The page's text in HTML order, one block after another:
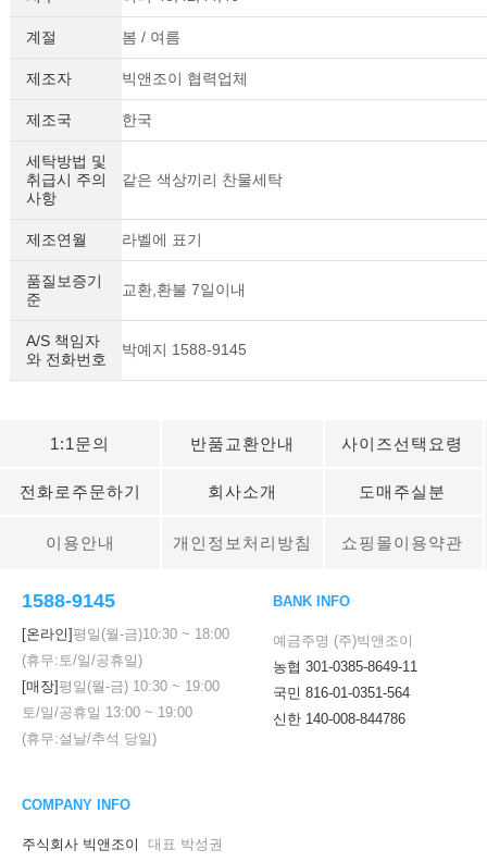
계절 봄 / 여름
제조자 빅앤조이 협력업체
제조국 한국
세탁방법 및
취급시 주의
사항
같은 색상끼리 찬물세탁
제조연월 라벨에 표기
품질보증기
준
교환,환불 7일이내
A/S 책임자
와 전화번호
박예지 1588-9145
1:1문의 반품교환안내 사이즈선택요령
전화로주문하기 회사소개 도매주실분
이용안내 개인정보처리방침 쇼핑몰이용약관
1588-9145
[온라인]평일(월-금)10:30 ~ 18:00
(휴무:토/일/공휴일)
[매장]평일(월-금) 10:30 ~ 19:00
토/일/공휴일 13:00 ~ 19:00
(휴무:설날/추석 당일)
BANK INFO
예금주명 (주)빅앤조이
농협 301-0385-8649-11
국민 816-01-0351-564
신한 140-008-844786
COMPANY INFO
주식회사 빅앤조이
대표 박성권